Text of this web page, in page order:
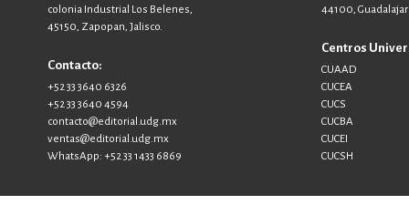
colonia Industrial Los Belenes,
45150, Zapopan, Jalisco.
Contacto:
+52 33 3640 6326
+52 33 3640 4594
contacto@editorial.udg.mx
ventas@editorial.udg.mx
WhatsApp: +52 33 1433 6869
44100,
Centros
CUAAD
CUCEA
CUCS
CUCBA
CUCEI
CUCSH